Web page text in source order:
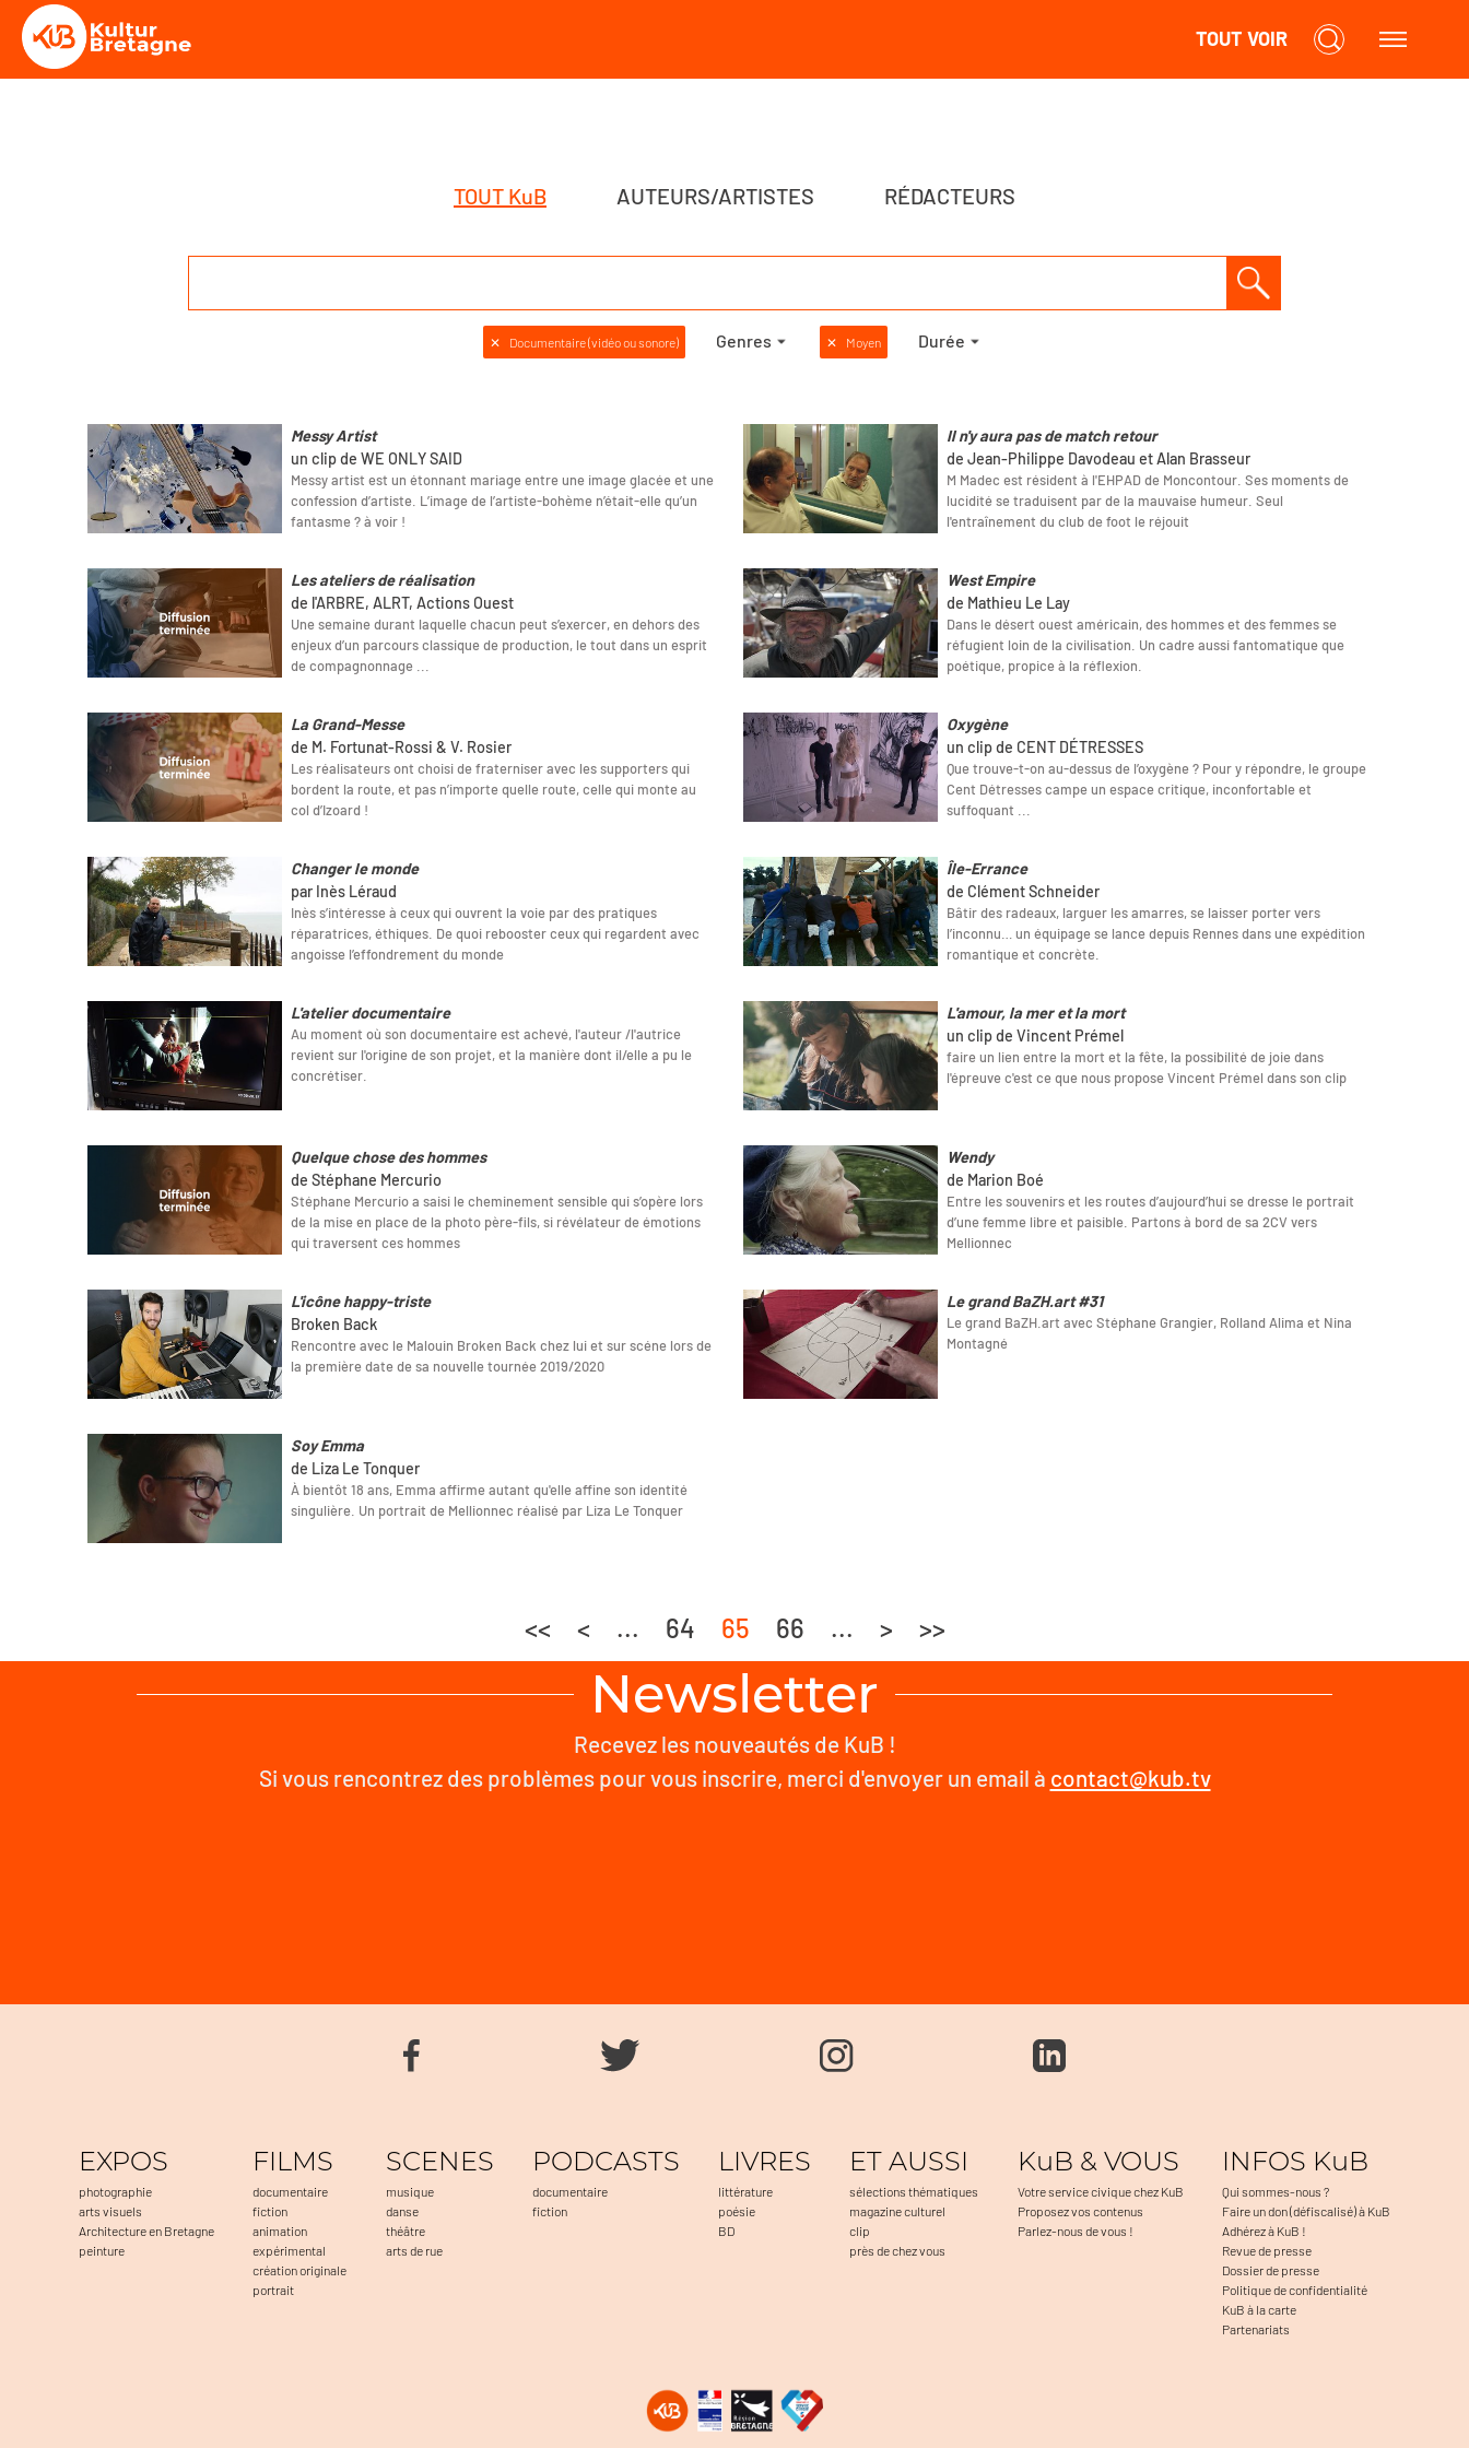
TOUT VOIR
TOUT KuB AUTEURS/ARTISTES RÉDACTEURS
✕ Documentaire (vidéo ou sonore) Genres ✕ Moyen Durée
Messy Artist
un clip de WE ONLY SAID
Messy artist est un étonnant mariage entre une image glacée et une
confession d’artiste. L’image de l’artiste-bohème n’était-elle qu’un
fantasme ? à voir !
Il n'y aura pas de match retour
de Jean-Philippe Davodeau et Alan Brasseur
M Madec est résident à l'EHPAD de Moncontour. Ses moments de
lucidité se traduisent par de la mauvaise humeur. Seul
l'entraînement du club de foot le réjouit
Les ateliers de réalisation
de l'ARBRE, ALRT, Actions Ouest
Une semaine durant laquelle chacun peut s’exercer, en dehors des
enjeux d’un parcours classique de production, le tout dans un esprit
de compagnonnage ...
West Empire
de Mathieu Le Lay
Dans le désert ouest américain, des hommes et des femmes se
réfugient loin de la civilisation. Un cadre aussi fantomatique que
poétique, propice à la réflexion.
La Grand-Messe
de M. Fortunat-Rossi & V. Rosier
Les réalisateurs ont choisi de fraterniser avec les supporters qui
bordent la route, et pas n’importe quelle route, celle qui monte au
col d’Izoard !
Oxygène
un clip de CENT DÉTRESSES
Que trouve-t-on au-dessus de l’oxygène ? Pour y répondre, le groupe
Cent Détresses campe un espace critique, inconfortable et
suffoquant ...
Changer le monde
par Inès Léraud
Inès s’intéresse à ceux qui ouvrent la voie par des pratiques
réparatrices, éthiques. De quoi rebooster ceux qui regardent avec
angoisse l’effondrement du monde
Île-Errance
de Clément Schneider
Bâtir des radeaux, larguer les amarres, se laisser porter vers
l’inconnu… un équipage se lance depuis Rennes dans une expédition
romantique et concrète.
L'atelier documentaire
Au moment où son documentaire est achevé, l'auteur /l'autrice
revient sur l'origine de son projet, et la manière dont il/elle a pu le
concrétiser.
L'amour, la mer et la mort
un clip de Vincent Prémel
faire un lien entre la mort et la fête, la possibilité de joie dans
l'épreuve c'est ce que nous propose Vincent Prémel dans son clip
Quelque chose des hommes
de Stéphane Mercurio
Stéphane Mercurio a saisi le cheminement sensible qui s’opère lors
de la mise en place de la photo père-fils, si révélateur de émotions
qui traversent ces hommes
Wendy
de Marion Boé
Entre les souvenirs et les routes d’aujourd’hui se dresse le portrait
d’une femme libre et paisible. Partons à bord de sa 2CV vers
Mellionnec
L'icône happy-triste
Broken Back
Rencontre avec le Malouin Broken Back chez lui et sur scéne lors de
la première date de sa nouvelle tournée 2019/2020
Le grand BaZH.art #31
Le grand BaZH.art avec Stéphane Grangier, Rolland Alima et Nina
Montagné
Soy Emma
de Liza Le Tonquer
À bientôt 18 ans, Emma affirme autant qu'elle affine son identité
singulière. Un portrait de Mellionnec réalisé par Liza Le Tonquer
<< < ... 64 65 66 ... > >>
Newsletter
Recevez les nouveautés de KuB !
Si vous rencontrez des problèmes pour vous inscrire, merci d'envoyer un email à contact@kub.tv
EXPOS
photographie
arts visuels
Architecture en Bretagne
peinture
FILMS
documentaire
fiction
animation
expérimental
création originale
portrait
SCENES
musique
danse
théâtre
arts de rue
PODCASTS
documentaire
fiction
LIVRES
littérature
poésie
BD
ET AUSSI
sélections thématiques
magazine culturel
clip
près de chez vous
KuB & VOUS
Votre service civique chez KuB
Proposez vos contenus
Parlez-nous de vous !
INFOS KuB
Qui sommes-nous ?
Faire un don (défiscalisé) à KuB
Adhérez à KuB !
Revue de presse
Dossier de presse
Politique de confidentialité
KuB à la carte
Partenariats